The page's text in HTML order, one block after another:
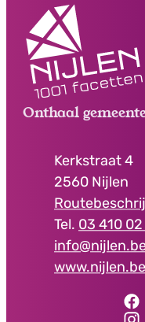
Contact
Onthaal
AdresKerkstraat 4
,2560 Nijlen
03 410 02
E-mailinfo@
Websitewww.nijlen.be